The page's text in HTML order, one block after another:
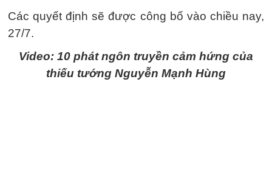
Các quyết định sẽ được công bố vào chiều nay,
27/7.
Video: 10 phát ngôn truyền cảm hứng của
thiếu tướng Nguyễn Mạnh Hùng